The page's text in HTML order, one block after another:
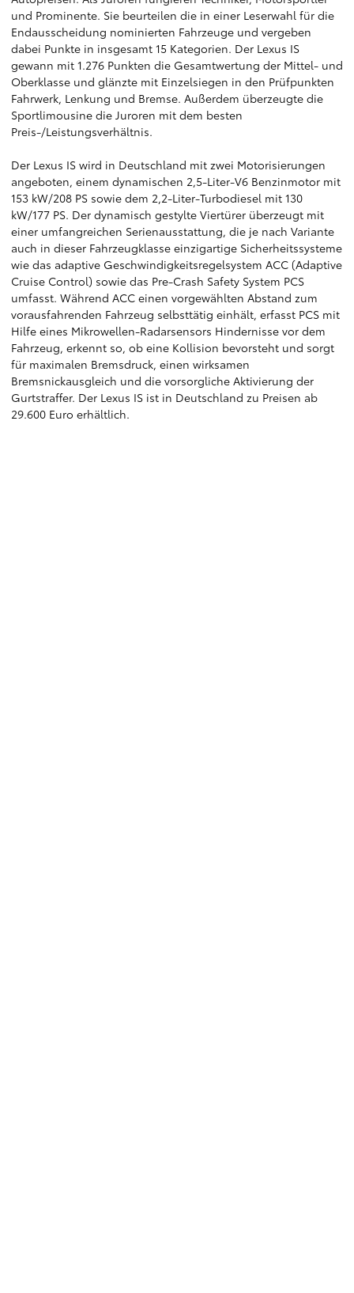
und Prominente. Sie beurteilen die in einer Leserwahl für die
Endausscheidung nominierten Fahrzeuge und vergeben
dabei Punkte in insgesamt 15 Kategorien. Der Lexus IS
gewann mit 1.276 Punkten die Gesamtwertung der Mittel- und
Oberklasse und glänzte mit Einzelsiegen in den Prüfpunkten
Fahrwerk, Lenkung und Bremse. Außerdem überzeugte die
Sportlimousine die Juroren mit dem besten
Preis-/Leistungsverhältnis.
Der Lexus IS wird in Deutschland mit zwei Motorisierungen
angeboten, einem dynamischen 2,5-Liter-V6 Benzinmotor mit
153 kW/208 PS sowie dem 2,2-Liter-Turbodiesel mit 130
kW/177 PS. Der dynamisch gestylte Viertürer überzeugt mit
einer umfangreichen Serienausstattung, die je nach Variante
auch in dieser Fahrzeugklasse einzigartige Sicherheitssysteme
wie das adaptive Geschwindigkeitsregelsystem ACC (Adaptive
Cruise Control) sowie das Pre-Crash Safety System PCS
umfasst. Während ACC einen vorgewählten Abstand zum
vorausfahrenden Fahrzeug selbsttätig einhält, erfasst PCS mit
Hilfe eines Mikrowellen-Radarsensors Hindernisse vor dem
Fahrzeug, erkennt so, ob eine Kollision bevorsteht und sorgt
für maximalen Bremsdruck, einen wirksamen
Bremsnickausgleich und die vorsorgliche Aktivierung der
Gurtstraffer. Der Lexus IS ist in Deutschland zu Preisen ab
29.600 Euro erhältlich.